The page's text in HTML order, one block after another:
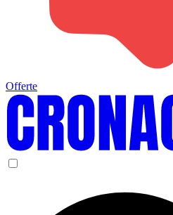
Offerte